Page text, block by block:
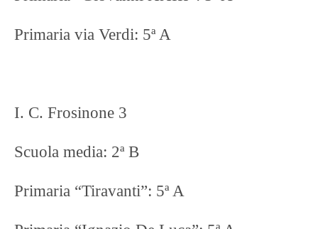
Primaria via Verdi: 5ª A
I. C. Frosinone 3
Scuola media: 2ª B
Primaria “Tiravanti”: 5ª A